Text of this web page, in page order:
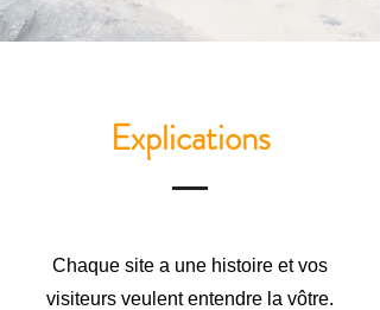
Explications
Chaque site a une histoire et vos
visiteurs veulent entendre la vôtre.